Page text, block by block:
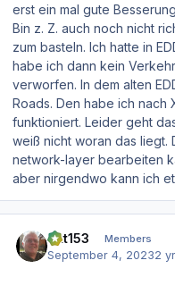
erst ein mal gute
Bin z. Z. auch noch nicht
zum basteln. Ich hatte in
habe ich dann kein
verworfen. In dem alten
Roads. Den habe ich nach
funktioniert. Leider geht
weiß nicht woran das liegt.
network-layer bearbeiten
aber nirgendwo kann ich
Pitt153 Members
September 4, 20232 yr